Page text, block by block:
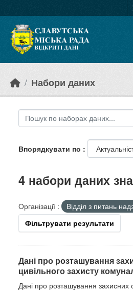
Набори даних
Впорядкувати по
4 набори даних
Організації :
Відділ з питань
Фільтрувати результати
Дані про розташування
цивільного захисту
Дані про розташування захисних